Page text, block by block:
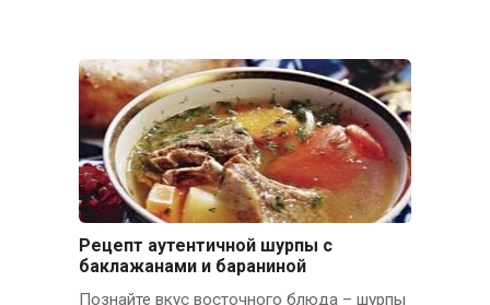
Рецепт аутентичной шурпы с
баклажанами и бараниной
Познайте вкус восточного блюда – шурпы